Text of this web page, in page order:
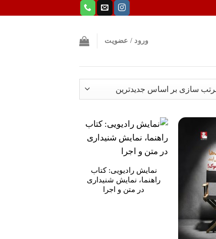
ورود / عضویت
مندی
مندی
نمایش رادیویی: کتاب
راهنما، نمایش شنیداری
در متن و اجرا